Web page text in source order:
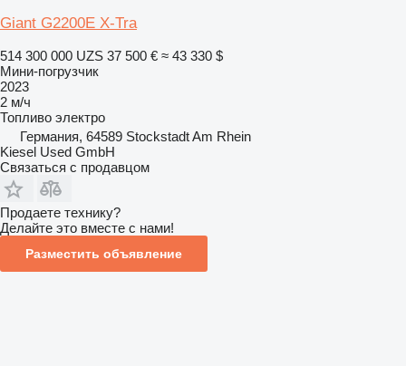
Giant G2200E X-Tra
514 300 000 UZS 37 500 € ≈ 43 330 $
Мини-погрузчик
2023
2 м/ч
Топливо электро
Германия, 64589 Stockstadt Am Rhein
Kiesel Used GmbH
Связаться с продавцом
Продаете технику?
Делайте это вместе с нами!
Разместить объявление